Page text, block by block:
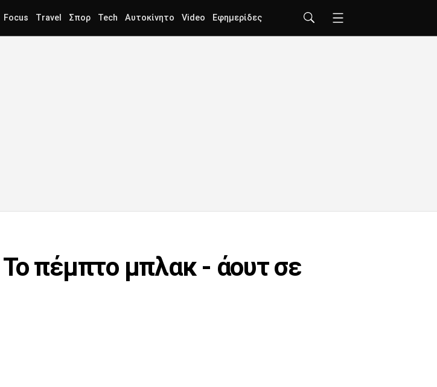
Focus Travel Σπορ Tech Αυτοκίνητο Video Εφημερίδες
πέμπτο μπλακ - άουτ σε